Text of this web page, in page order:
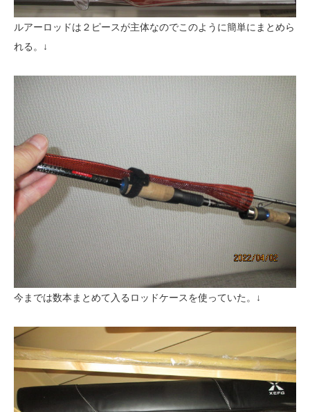
ルアーロッドは２ピースが主体なのでこのように簡単にまとめら
れる。↓
今までは数本まとめて入るロッドケースを使っていた。↓